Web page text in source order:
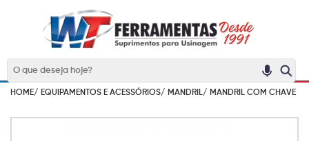
HOME/ EQUIPAMENTOS E ACESSÓRIOS/ MANDRIL/ MANDRIL COM CHAVE